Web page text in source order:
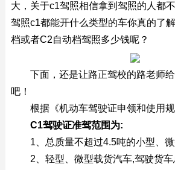
大，关于c1驾照相信拿到驾照的人都
驾照c1都能开什么类型的车你真的了
档或者C2自动档驾照多少钱呢？
下面，还是让路正驾校的路老师
吧！
根据《机动车驾驶证申领和使用规
C1驾驶证准驾范围为:
1、总质量不超过4.5吨的小型、
2、轻型、微型载货汽车,驾驶货